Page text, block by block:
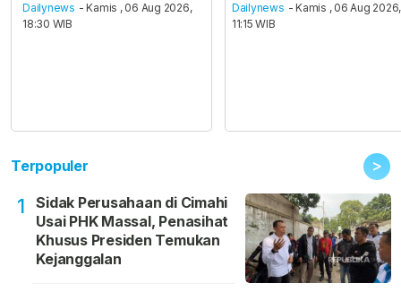
Dailynews - Kamis , 06 Aug 2026,
18:30 WIB
Dailynews - Kamis , 06 Aug 2026,
11:15 WIB
Terpopuler >
1
Sidak Perusahaan di Cimahi
Usai PHK Massal, Penasihat
Khusus Presiden Temukan
Kejanggalan